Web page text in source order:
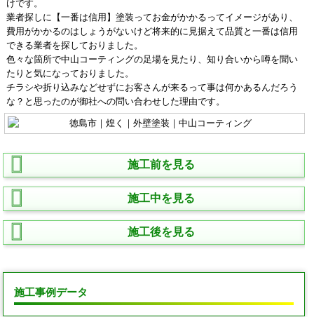
けです。
業者探しに【一番は信用】塗装ってお金がかかるってイメージがあり、
費用がかかるのはしょうがないけど将来的に見据えて品質と一番は信用
できる業者を探しておりました。
色々な箇所で中山コーティングの足場を見たり、知り合いから噂を聞い
たりと気になっておりました。
チラシや折り込みなどせずにお客さんが来るって事は何かあるんだろう
な？と思ったのが御社への問い合わせした理由です。
施工前を見る
施工中を見る
施工後を見る
施工事例データ